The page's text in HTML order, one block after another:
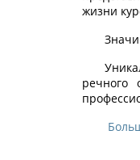
жизни
речного